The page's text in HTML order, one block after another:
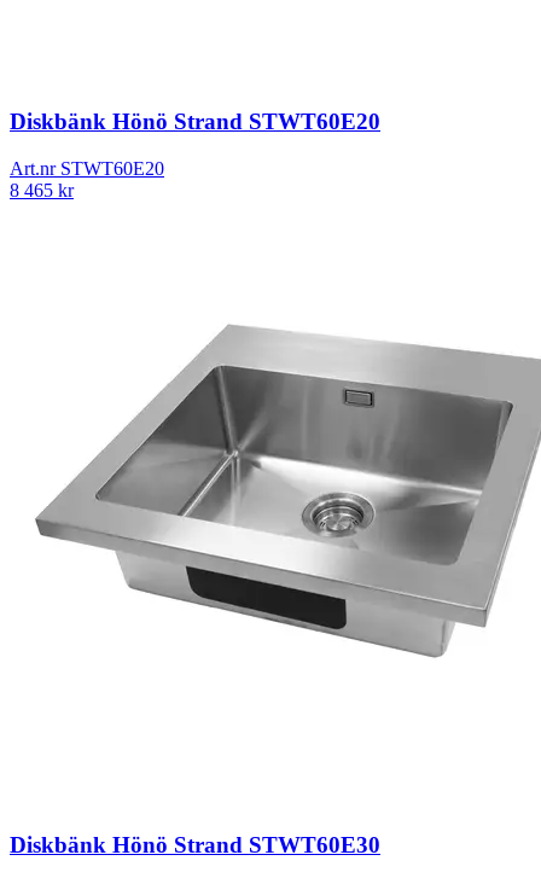
Diskbänk Hönö Strand STWT60E20
Art.nr STWT60E20
8 465 kr
Diskbänk Hönö Strand STWT60E30